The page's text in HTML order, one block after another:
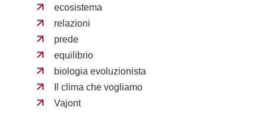
ecosistema
relazioni
prede
equilibrio
biologia evoluzionista
Il clima che vogliamo
Vajont